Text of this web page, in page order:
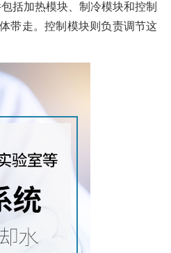
括加热模块、制冷模块和控制
带走。控制模块则负责调节这